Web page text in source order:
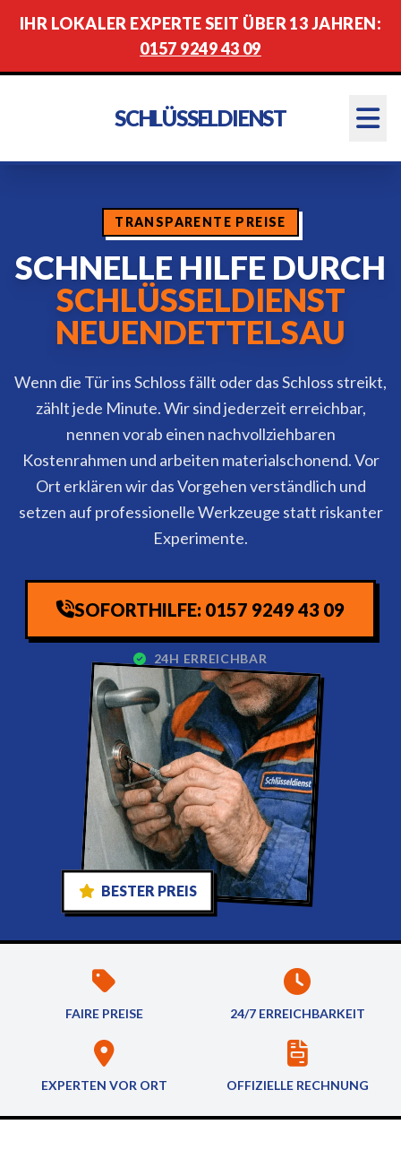
IHR LOKALER EXPERTE SEIT ÜBER 13 JAHREN:
0157 9249 43 09
SCHLÜSSELDIENST
TRANSPARENTE PREISE
SCHNELLE HILFE DURCH
SCHLÜSSELDIENST
NEUENDETTELSAU
Wenn die Tür ins Schloss fällt oder das Schloss streikt,
zählt jede Minute. Wir sind jederzeit erreichbar,
nennen vorab einen nachvollziehbaren
Kostenrahmen und arbeiten materialschonend. Vor
Ort erklären wir das Vorgehen verständlich und
setzen auf professionelle Werkzeuge statt riskanter
Experimente.
SOFORTHILFE: 0157 9249 43 09
24H ERREICHBAR
BESTER PREIS
FAIRE PREISE 24/7 ERREICHBARKEIT
EXPERTEN VOR ORT OFFIZIELLE RECHNUNG